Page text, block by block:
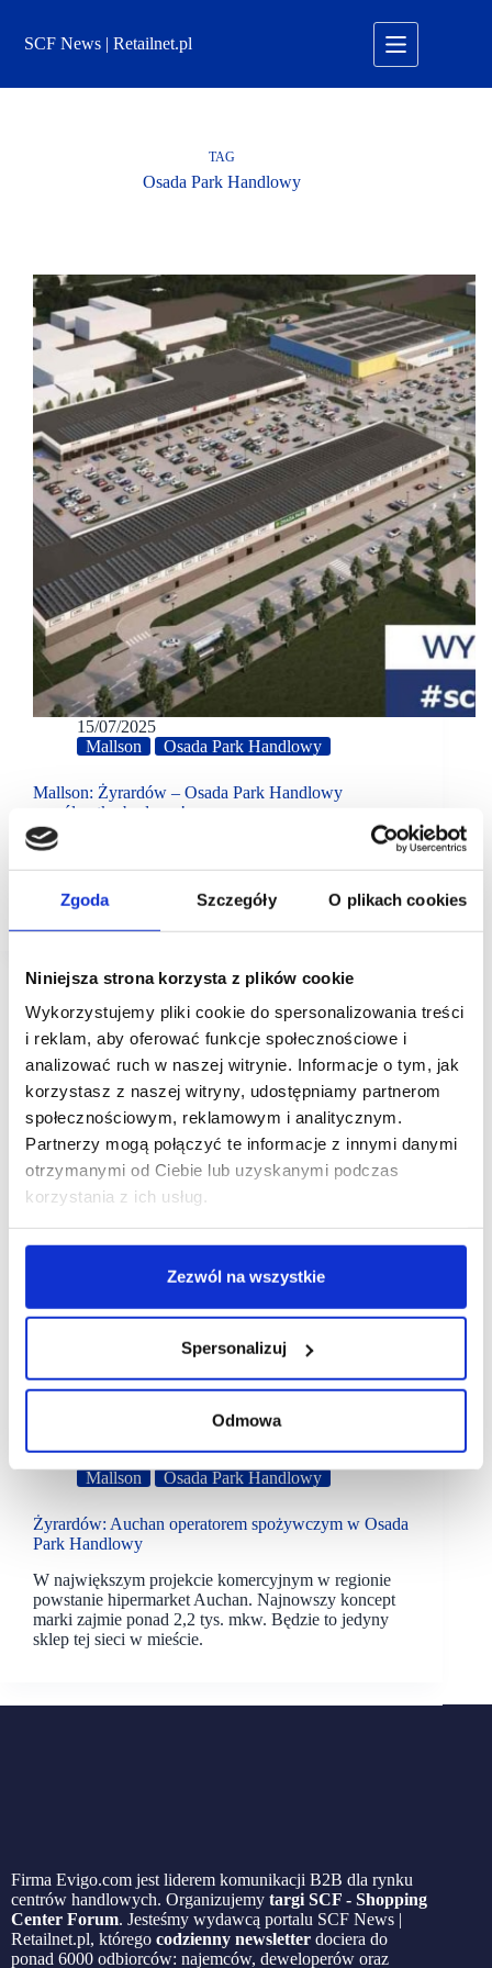
Zgoda Szczegóły O plikach cookies
Niniejsza strona korzysta z plików cookie
Wykorzystujemy pliki cookie do spersonalizowania treści
i reklam, aby oferować funkcje społecznościowe i
analizować ruch w naszej witrynie. Informacje o tym, jak
korzystasz z naszej witryny, udostępniamy partnerom
społecznościowym, reklamowym i analitycznym.
Partnerzy mogą połączyć te informacje z innymi danymi
otrzymanymi od Ciebie lub uzyskanymi podczas
korzystania z ich usług.
Zezwól na wszystkie
Spersonalizuj
Odmowa
treściSCF News | Retailnet.pl
TAG
Osada Park Handlowy
15/07/2025
Mallson
Osada Park Handlowy
Mallson: Żyrardów – Osada Park Handlowy
na półmetku budowy!
Jeden z największych parków handlowych w Polsce
jest już na półmetku budowy. Niedługo otworzy się
restauracja drive-thru sieci KFC, a już w listopadzie
pozostała część 1. fazy Parku Handlowego Osada.
23/02/2024
Mallson
Osada Park Handlowy
Żyrardów: Auchan operatorem spożywczym w Osada
Park Handlowy
W największym projekcie komercyjnym w regionie
powstanie hipermarket Auchan. Najnowszy koncept
marki zajmie ponad 2,2 tys. mkw. Będzie to jedyny
sklep tej sieci w mieście.
Firma Evigo.com jest liderem komunikacji B2B dla rynku
centrów handlowych. Organizujemy targi SCF - Shopping
Center Forum. Jesteśmy wydawcą portalu SCF News |
Retailnet.pl, którego codzienny newsletter dociera do
ponad 6000 odbiorców: najemców, deweloperów oraz